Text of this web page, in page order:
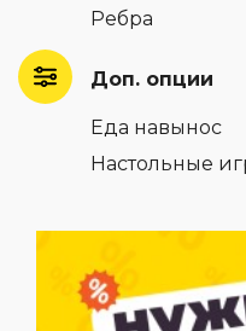
Ребра
Доп. опции
Еда навынос
Настольные